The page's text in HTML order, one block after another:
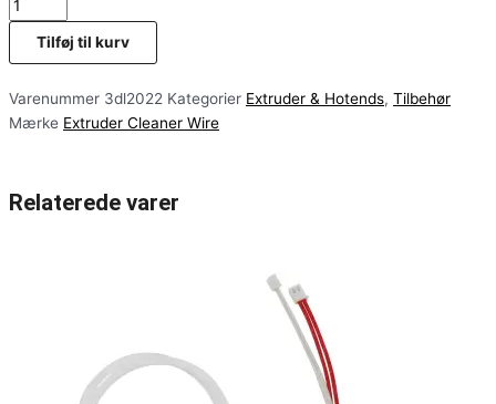
Tilføj til kurv
Varenummer 3dl2022 Kategorier Extruder & Hotends, Tilbehør
Mærke Extruder Cleaner Wire
Relaterede varer